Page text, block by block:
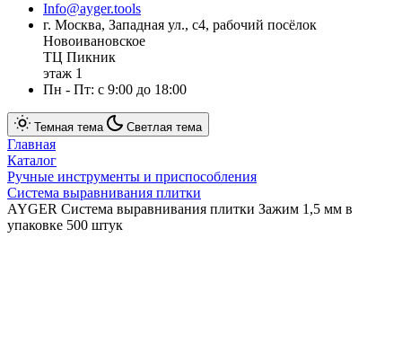
Info@ayger.tools
г. Москва, Западная ул., с4, рабочий посёлок
Новоивановское
ТЦ Пикник
этаж 1
Пн - Пт: с 9:00 до 18:00
Темная тема Светлая тема
Главная
Каталог
Ручные инструменты и приспособления
Система выравнивания плитки
AYGER Система выравнивания плитки Зажим 1,5 мм в
упаковке 500 штук